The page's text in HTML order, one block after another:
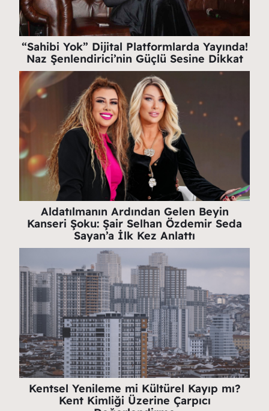
“Sahibi Yok” Dijital Platformlarda Yayında!
Naz Şenlendirici’nin Güçlü Sesine Dikkat
Aldatılmanın Ardından Gelen Beyin
Kanseri Şoku: Şair Selhan Özdemir Seda
Sayan’a İlk Kez Anlattı
Kentsel Yenileme mi Kültürel Kayıp mı?
Kent Kimliği Üzerine Çarpıcı